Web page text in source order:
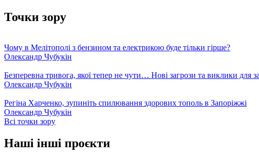
Точки зору
Чому в Мелітополі з бензином та електрикою буде тільки гірше?
Олександр Чубукін
Безперевна тривога, якої тепер не чути… Нові загрози та виклики для
Олександр Чубукін
Регіна Харченко, зупиніть спилювання здорових тополь в Запоріжжі
Олександр Чубукін
Всі точки зору
Наші інші проєкти